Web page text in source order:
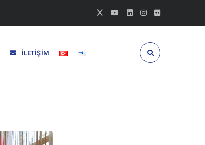
İLETIŞIM